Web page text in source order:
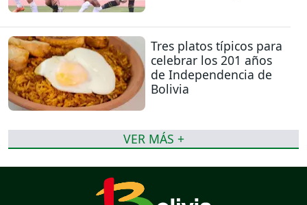
Tres platos típicos para
celebrar los 201 años
de Independencia de
Bolivia
VER MÁS +